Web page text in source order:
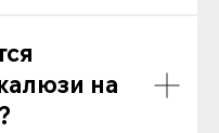
на